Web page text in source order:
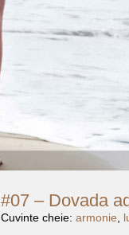
#07 – Dovada
Cuvinte cheie: armonie